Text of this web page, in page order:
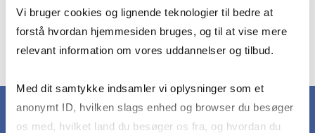
Vi bruger cookies og lignende teknologier til bedre at
forstå hvordan hjemmesiden bruges, og til at vise mere
relevant information om vores uddannelser og tilbud.
Med dit samtykke indsamler vi oplysninger som et
anonymt ID, hvilken slags enhed og browser du besøger
os med, hvilket land du besøger os fra, og hvordan du
muligheder bedst muligt håndteres af ledelsen,
organisationen og den enkelte ansatte.
Se den fulde beskrivelse i kursuskataloget